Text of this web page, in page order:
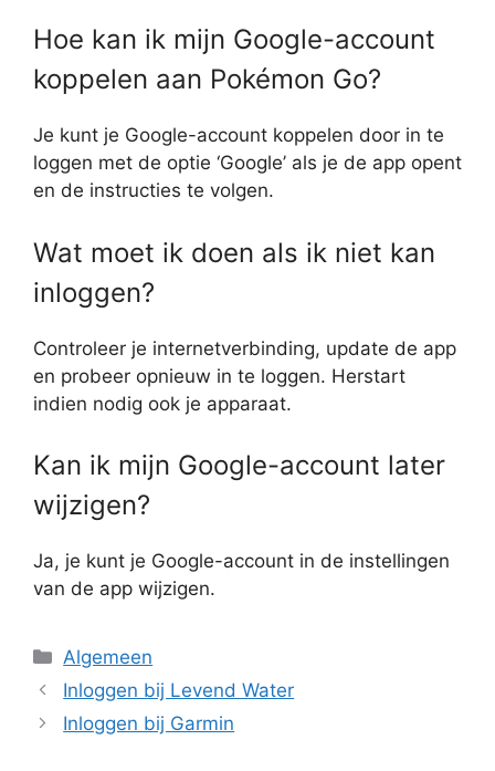
Hoe kan ik mijn Google-account
koppelen aan Pokémon Go?
Je kunt je Google-account koppelen door in te
loggen met de optie ‘Google’ als je de app opent
en de instructies te volgen.
Wat moet ik doen als ik niet kan
inloggen?
Controleer je internetverbinding, update de app
en probeer opnieuw in te loggen. Herstart
indien nodig ook je apparaat.
Kan ik mijn Google-account later
wijzigen?
Ja, je kunt je Google-account in de instellingen
van de app wijzigen.
Categorieën
Algemeen
Inloggen bij Levend Water
Inloggen bij Garmin